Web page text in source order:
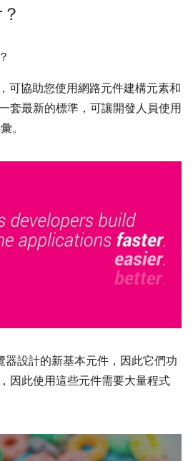
可協助您使用網路元件建構元素和
套最新的標準，可讓開發人員使用
。
器設計的新基本元件，因此它們功
因此使用這些元件需要大量程式